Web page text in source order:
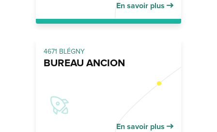
En savoir plus
4671 BLÉGNY
BUREAU ANCION
En savoir plus